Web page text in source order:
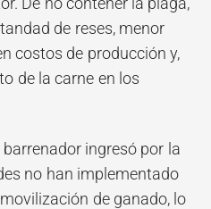
de reses, menor
costos de producción y,
de la carne en los
ingresó por la
no han implementado
de ganado, lo